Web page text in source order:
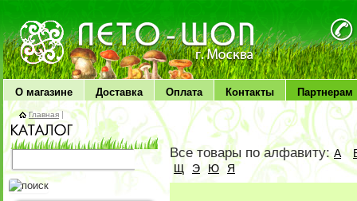
ЛЕТО чудо здоровья
О магазине Доставка Оплата Контакты Партнерам
Главная |
Все товары по алфавиту:А
Щ Э Ю Я